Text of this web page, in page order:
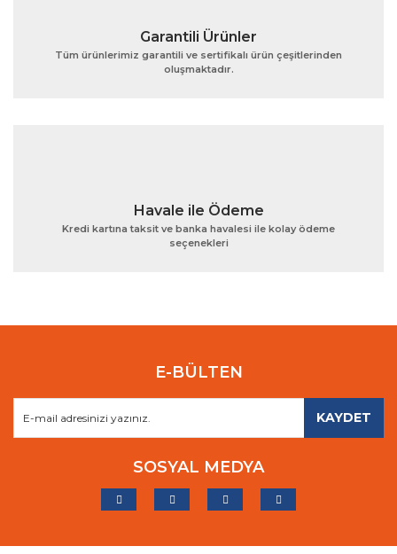
Gönder
Garantili Ürünler
Tüm ürünlerimiz garantili ve sertifikalı ürün çeşitlerinden
oluşmaktadır.
Havale ile Ödeme
Kredi kartına taksit ve banka havalesi ile kolay ödeme
seçenekleri
E-BÜLTEN
KAYDET
SOSYAL MEDYA